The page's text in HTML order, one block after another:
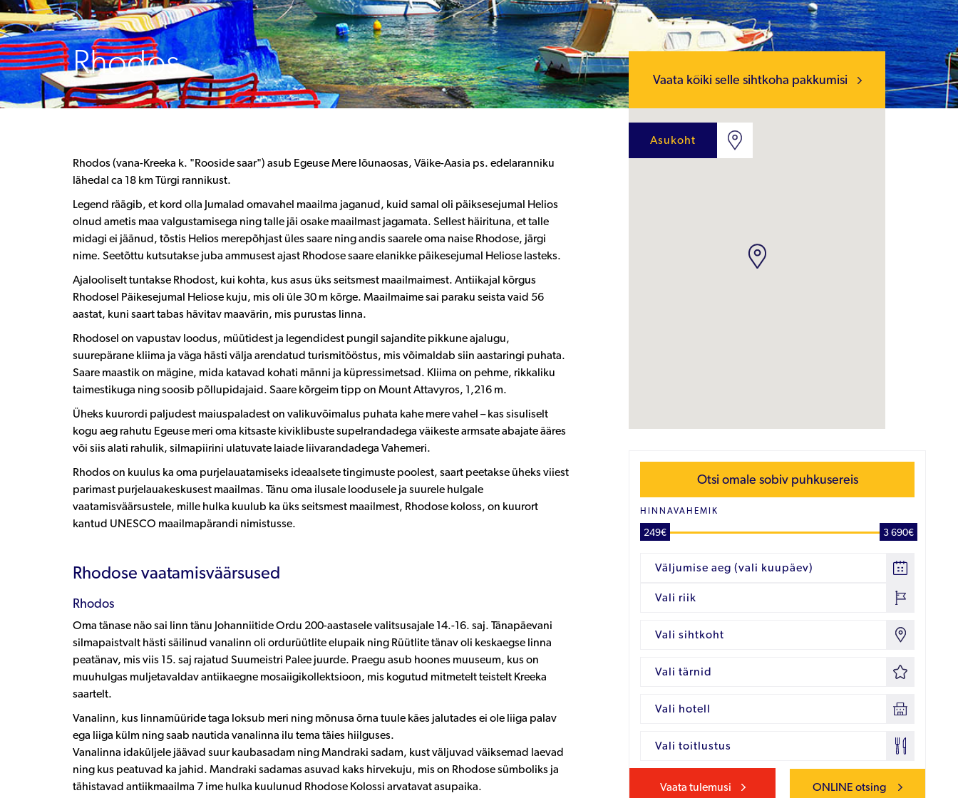
Rhodos
Rhodos (vana-Kreeka k. "Rooside saar") asub Egeuse Mere lõunaosas, Väike-Aasia ps. edelaranniku
lähedal ca 18 km Türgi rannikust.
Legend räägib, et kord olla Jumalad omavahel maailma jaganud, kuid samal oli päiksesejumal Helios
olnud ametis maa valgustamisega ning talle jäi osake maailmast jagamata. Sellest häirituna, et talle
midagi ei jäänud, tõstis Helios merepõhjast üles saare ning andis saarele oma naise Rhodose, järgi
nime. Seetõttu kutsutakse juba ammusest ajast Rhodose saare elanikke päikesejumal Heliose lasteks.
Ajalooliselt tuntakse Rhodost, kui kohta, kus asus üks seitsmest maailmaimest. Antiikajal kõrgus
Rhodosel Päikesejumal Heliose kuju, mis oli üle 30 m kõrge. Maailmaime sai paraku seista vaid 56
aastat, kuni saart tabas hävitav maavärin, mis purustas linna.
Rhodosel on vapustav loodus, müütidest ja legendidest pungil sajandite pikkune ajalugu,
suurepärane kliima ja väga hästi välja arendatud turismitööstus, mis võimaldab siin aastaringi puhata.
Saare maastik on mägine, mida katavad kohati männi ja küpressimetsad. Kliima on pehme, rikkaliku
taimestikuga ning soosib põllupidajaid. Saare kõrgeim tipp on Mount Attavyros, 1,216 m.
Üheks kuurordi paljudest maiuspaladest on valikuvõimalus puhata kahe mere vahel – kas sisuliselt
kogu aeg rahutu Egeuse meri oma kitsaste kiviklibuste supelrandadega väikeste armsate abajate ääres
või siis alati rahulik, silmapiirini ulatuvate laiade liivarandadega Vahemeri.
Rhodos on kuulus ka oma purjelauatamiseks ideaalsete tingimuste poolest, saart peetakse üheks viiest
parimast purjelauakeskusest maailmas. Tänu oma ilusale loodusele ja suurele hulgale
vaatamisväärsustele, mille hulka kuulub ka üks seitsmest maailmest, Rhodose koloss, on kuurort
kantud UNESCO maailmapärandi nimistusse.
Rhodose vaatamisväärsused
Rhodos
Oma tänase näo sai linn tänu Johanniitide Ordu 200-aastasele valitsusajale 14.-16. saj. Tänapäevani
silmapaistvalt hästi säilinud vanalinn oli ordurüütlite elupaik ning Rüütlite tänav oli keskaegse linna
peatänav, mis viis 15. saj rajatud Suumeistri Palee juurde. Praegu asub hoones muuseum, kus on
muuhulgas muljetavaldav antiikaegne mosaiigikollektsioon, mis kogutud mitmetelt teistelt Kreeka
saartelt.
Vanalinn, kus linnamüüride taga loksub meri ning mõnusa õrna tuule käes jalutades ei ole liiga palav
ega liiga külm ning saab nautida vanalinna ilu tema täies hiilguses.
Vanalinna idaküljele jäävad suur kaubasadam ning Mandraki sadam, kust väljuvad väiksemad laevad
ning kus peatuvad ka jahid. Mandraki sadamas asuvad kaks hirvekuju, mis on Rhodose sümboliks ja
tähistavad antiikmaailma 7 ime hulka kuulunud Rhodose Kolossi arvatavat asupaika.
Vaata kõiki selle sihtkoha pakkumisi
Asukoht
Otsi omale sobiv puhkusereis
HINNAVAHEMIK
249€ 3 690€
Väljumise aeg (vali kuupäev)
Vali riik
Vali sihtkoht
Vali tärnid
Vali hotell
Vali toitlustus
Vaata tulemusi ONLINE otsing